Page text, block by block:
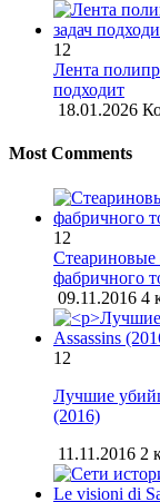
12
Лента
подходит
18.01.2026
Most Comments
12
Стеариновые
фабричного
09.11.2016 4
12
Лучшие
(2016)
11.11.2016 2